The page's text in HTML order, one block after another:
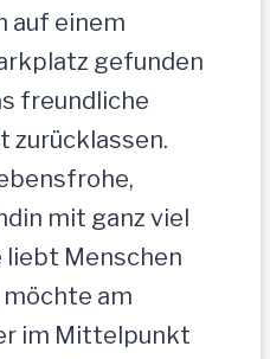
auf einem
gefunden
freundliche
zurücklassen.
mit ganz viel
liebt Menschen
möchte am
im Mittelpunkt